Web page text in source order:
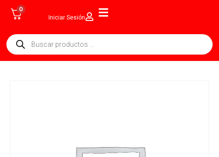
0
Iniciar Sesión